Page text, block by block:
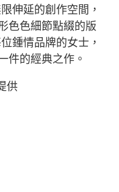
伸延的創作空間，
色色細節點綴的版
鍾情品牌的女士，
件的經典之作。
供